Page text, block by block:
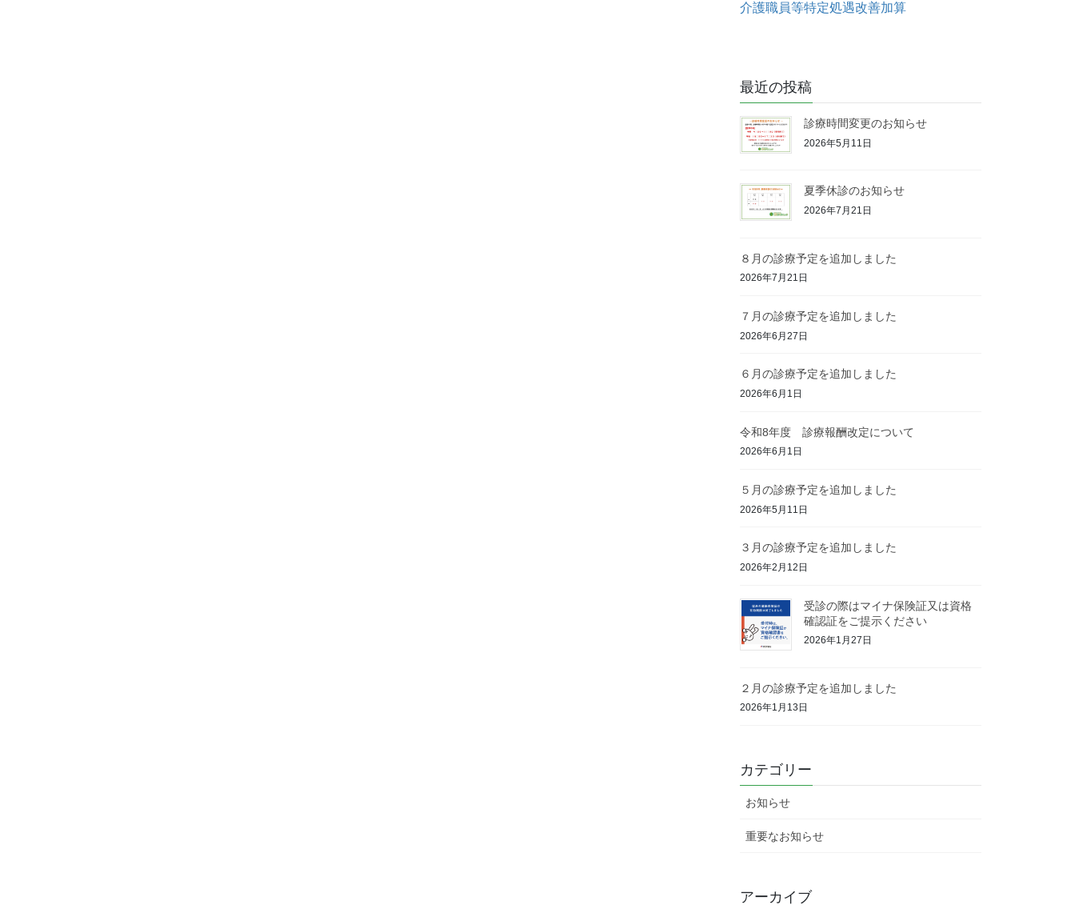
介護職員等特定処遇改善加算
最近の投稿
診療時間変更のお知らせ
2026年5月11日
夏季休診のお知らせ
2026年7月21日
８月の診療予定を追加しました
2026年7月21日
７月の診療予定を追加しました
2026年6月27日
６月の診療予定を追加しました
2026年6月1日
令和8年度 診療報酬改定について
2026年6月1日
５月の診療予定を追加しました
2026年5月11日
３月の診療予定を追加しました
2026年2月12日
受診の際はマイナ保険証又は資格
確認証をご提示ください
2026年1月27日
２月の診療予定を追加しました
2026年1月13日
カテゴリー
お知らせ
重要なお知らせ
アーカイブ